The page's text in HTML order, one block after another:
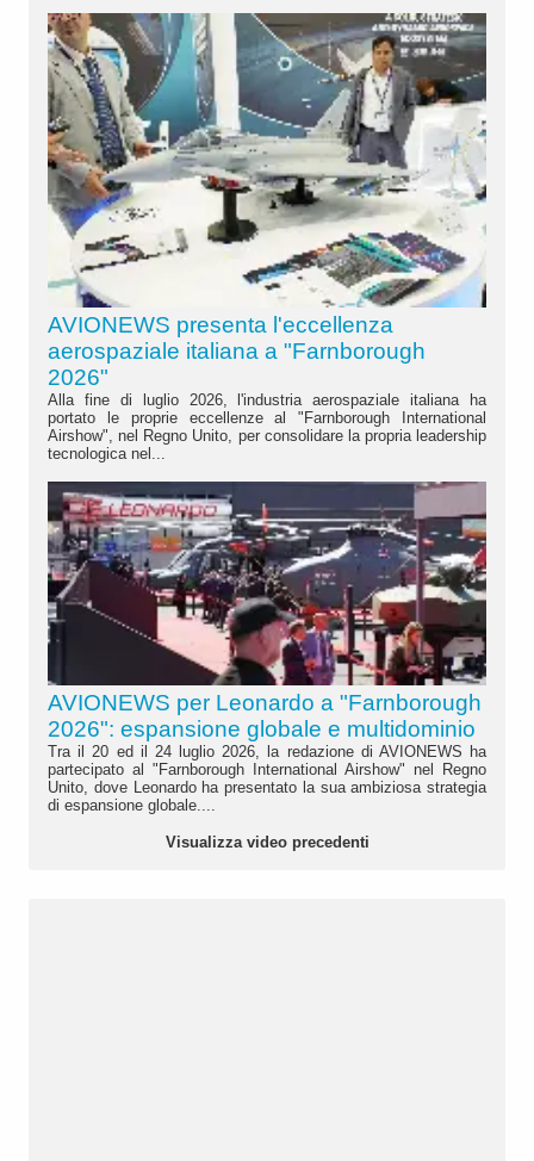
AVIONEWS presenta l'eccellenza
aerospaziale italiana a "Farnborough
2026"
Alla fine di luglio 2026, l'industria aerospaziale italiana ha
portato le proprie eccellenze al "Farnborough International
Airshow", nel Regno Unito, per consolidare la propria leadership
tecnologica nel...
AVIONEWS per Leonardo a "Farnborough
2026": espansione globale e multidominio
Tra il 20 ed il 24 luglio 2026, la redazione di AVIONEWS ha
partecipato al "Farnborough International Airshow" nel Regno
Unito, dove Leonardo ha presentato la sua ambiziosa strategia
di espansione globale....
Visualizza video precedenti